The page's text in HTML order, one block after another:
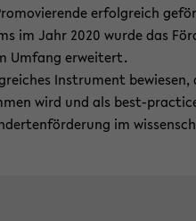
er­folg­reich
im Jahr 2020 wurde das
Um­fang er­wei­tert.
In­stru­ment be­wie­sen,
wird und als best-​
im